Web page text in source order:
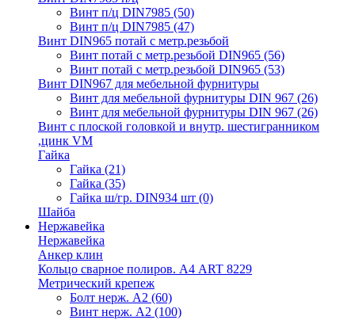
Винт п/ц DIN7985 (50)
Винт п/ц DIN7985 (47)
Винт DIN965 потай с метр.резьбой
Винт потай с метр.резьбой DIN965 (56)
Винт потай с метр.резьбой DIN965 (53)
Винт DIN967 для мебельной фурнитуры
Винт для мебельной фурнитуры DIN 967 (26)
Винт для мебельной фурнитуры DIN 967 (26)
Винт с плоской головкой и внутр. шестигранником
,цинк VM
Гайка
Гайка (21)
Гайка (35)
Гайка ш/гр. DIN934 шт (0)
Шайба
Нержавейка
Нержавейка
Анкер клин
Кольцо сварное полиров. А4 ART 8229
Метрический крепеж
Болт нерж. А2 (60)
Винт нерж. А2 (100)